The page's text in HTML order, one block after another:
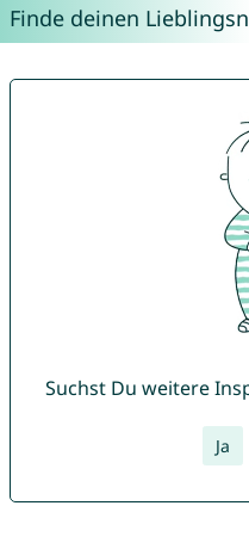
Finde deinen
Suchst Du weitere
Ja